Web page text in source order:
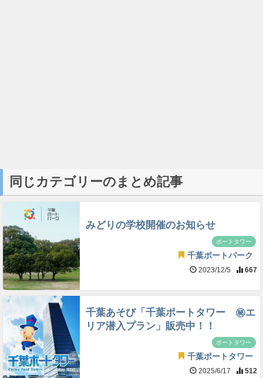
同じカテゴリーのまとめ記事
みどりの学校開催のお知らせ
ポートタワー
千葉ポートパーク
2023/12/5 667
千葉あそび「千葉ポートタワー ㊙エ
リア潜入プラン」販売中！！
ポートタワー
千葉ポートタワー
2025/6/17 512